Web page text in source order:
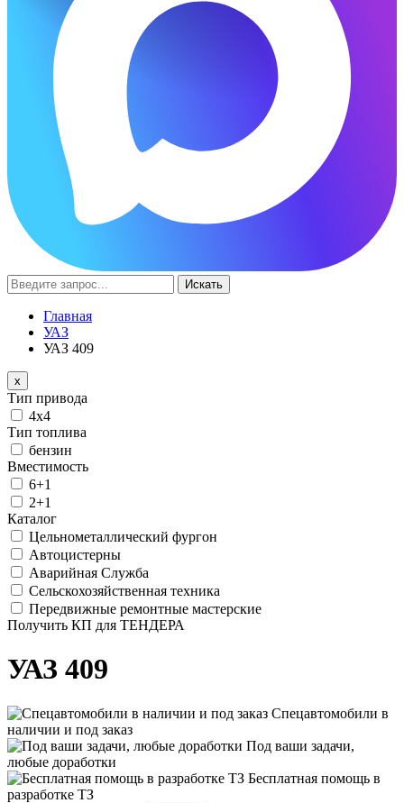
Искать
Главная
УАЗ
УАЗ 409
x
Тип привода
4х4
Тип топлива
бензин
Вместимость
6+1
2+1
Каталог
Цельнометаллический фургон
Автоцистерны
Аварийная Служба
Сельскохозяйственная техника
Передвижные ремонтные мастерские
Получить КП для ТЕНДЕРА
УАЗ 409
Спецавтомобили в
наличии и под заказ
Под ваши задачи,
любые доработки
Бесплатная помощь в
разработке ТЗ